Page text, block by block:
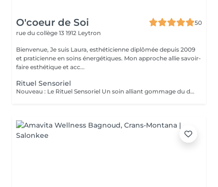
O'coeur de Soi
50
rue du collège 13 1912 Leytron
Bienvenue, Je suis Laura, esthéticienne diplômée depuis 2009
et praticienne en soins énergétiques. Mon approche allie savoir-
faire esthétique et acc...
Rituel Sensoriel
Nouveau : Le Rituel Sensoriel Un soin alliant gommage du dos au sucre et massage relaxant du corps. Choisissez l'univers olfactif qui vous accompagnera tout au long de votre soin : Sieste sous l'Oranger Relaxation & lâcher-prise Escale à Cuba Énergie & vitalité Murmure Gourmand Douceur & réconfort Une expérience sensorielle unique, pour un véritable moment de bien-être